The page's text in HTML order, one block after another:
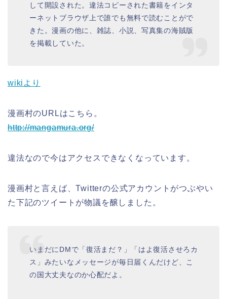
して開設された。違法コピーされた書籍をインタ
ーネットブラウザ上で誰でも無料で読むことがで
きた。漫画の他に、雑誌、小説、写真集の海賊版
を掲載していた。
wikiより
漫画村のURLはこちら。
http://mangamura.org/
違法なので今はアクセスできなくなっています。
漫画村と言えば、Twitterの公式アカウントがつぶやい
た下記のツイートが物議を醸しました。
いまだにDMで「復活まだ？」「はよ復活させろカ
ス」みたいなメッセージが毎日届くんだけど、こ
の国大丈夫なのか心配だよ。